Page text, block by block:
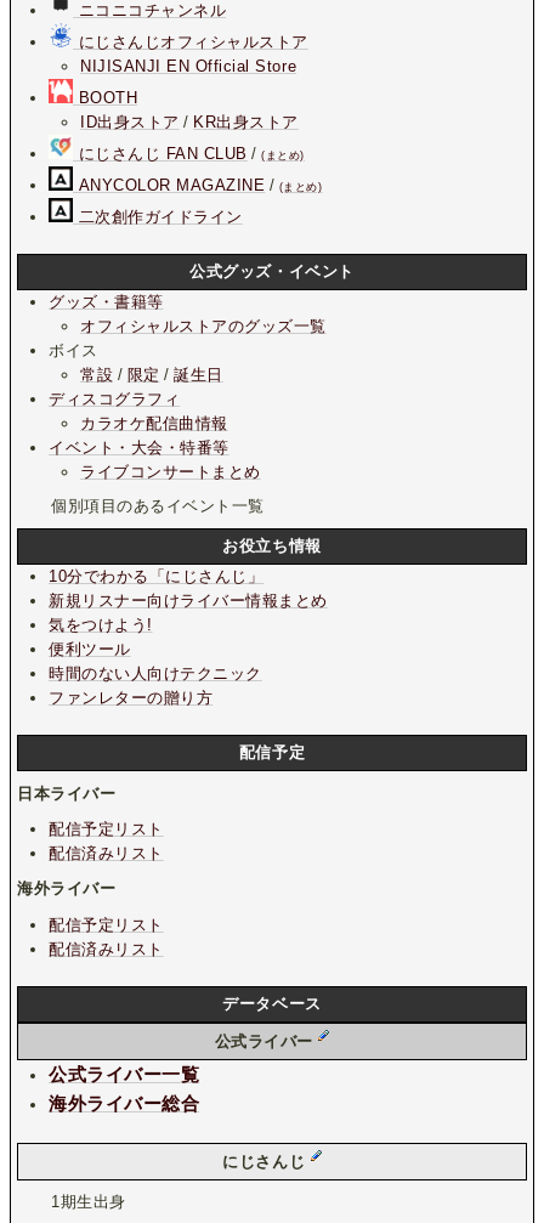
ニコニコチャンネル
にじさんじオフィシャルストア
NIJISANJI EN Official Store
BOOTH
ID出身ストア / KR出身ストア
にじさんじ FAN CLUB /(まとめ)
ANYCOLOR MAGAZINE / (まとめ)
二次創作ガイドライン
公式グッズ・イベント
グッズ・書籍等
オフィシャルストアのグッズ一覧
ボイス
常設 / 限定 /誕生日
ディスコグラフィ
カラオケ配信曲情報
イベント・大会・特番等
ライブコンサートまとめ
個別項目のあるイベント一覧
お役立ち情報
10分でわかる「にじさんじ」
新規リスナー向けライバー情報まとめ
気をつけよう!
便利ツール
時間のない人向けテクニック
ファンレターの贈り方
配信予定
日本ライバー
配信予定リスト
配信済みリスト
海外ライバー
配信予定リスト
配信済みリスト
データベース
公式ライバー
公式ライバー一覧
海外ライバー総合
にじさんじ
1期生出身